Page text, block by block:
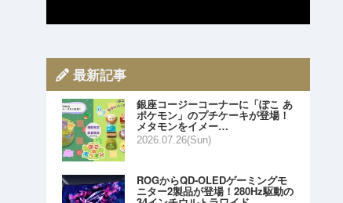
最新記事
銀座コージーコーナーに「ぽこ あ
ポケモン」のプチケーキが登場！
メタモンをイメー…
2026.07.26(Sun)
ROGからQD-OLEDゲーミングモ
ニター2製品が登場！280Hz駆動の